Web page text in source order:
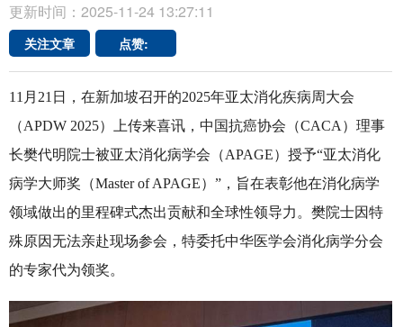
更新时间：2025-11-24 13:27:11
关注文章 点赞:
11月21日，在新加坡召开的2025年亚太消化疾病周大会
（APDW 2025）上传来喜讯，中国抗癌协会（CACA）理事
长樊代明院士被亚太消化病学会（APAGE）授予“亚太消化
病学大师奖（Master of APAGE）”，旨在表彰他在消化病学
领域做出的里程碑式杰出贡献和全球性领导力。樊院士因特
殊原因无法亲赴现场参会，特委托中华医学会消化病学分会
的专家代为领奖。